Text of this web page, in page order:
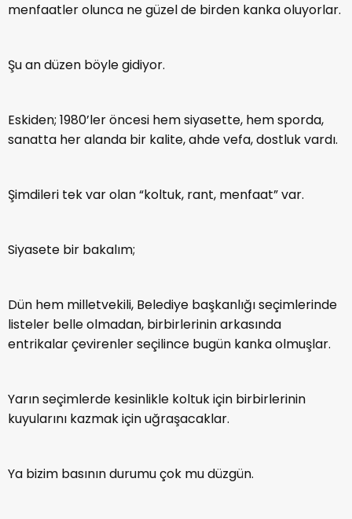
menfaatler olunca ne güzel de birden kanka oluyorlar.
Şu an düzen böyle gidiyor.
Eskiden; 1980’ler öncesi hem siyasette, hem sporda,
sanatta her alanda bir kalite, ahde vefa, dostluk vardı.
Şimdileri tek var olan “koltuk, rant, menfaat” var.
Siyasete bir bakalım;
Dün hem milletvekili, Belediye başkanlığı seçimlerinde
listeler belle olmadan, birbirlerinin arkasında
entrikalar çevirenler seçilince bugün kanka olmuşlar.
Yarın seçimlerde kesinlikle koltuk için birbirlerinin
kuyularını kazmak için uğraşacaklar.
Ya bizim basının durumu çok mu düzgün.